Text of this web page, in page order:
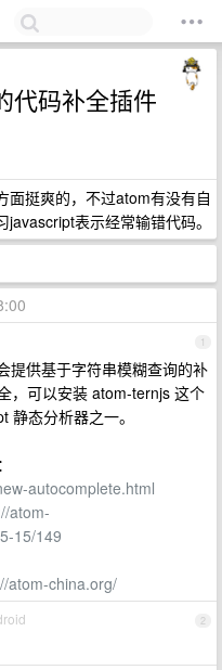
代码补全插件
面挺爽的，不过atom有没有自
表示经常输错代码。
1
提供基于字符串模糊查询的补
，可以安装 atom-ternjs 这个
态分析器之一。
autocomplete.html
atom-
15/149
atom-china.org/
2